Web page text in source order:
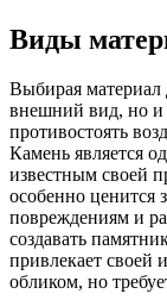
Виды
Выбирая материал
внешний вид, но и
противостоять
Камень является
известным своей
особенно ценится
повреждениям и
создавать
привлекает своей
обликом, но